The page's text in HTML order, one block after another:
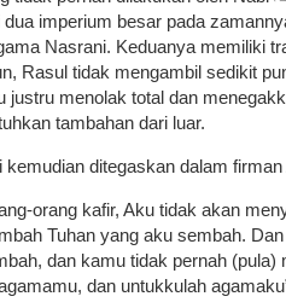
imperium besar pada
Nasrani. Keduanya memiliki
Rasul tidak mengambil sedikit
justru menolak total dan
tambahan dari luar.
kemudian ditegaskan dalam firman
orang kafir, Aku tidak akan
Tuhan yang aku sembah.
dan kamu tidak pernah (pula)
dan untukkulah